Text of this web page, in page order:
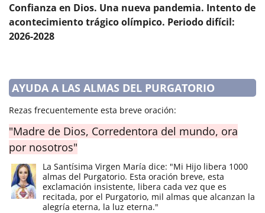
Confianza en Dios. Una nueva pandemia. Intento de
acontecimiento trágico olímpico. Periodo difícil:
2026-2028
AYUDA A LAS ALMAS DEL PURGATORIO
Rezas frecuentemente esta breve oración:
"Madre de Dios, Corredentora del mundo, ora
por nosotros"
La Santísima Virgen María dice: "Mi Hijo libera 1000
almas del Purgatorio. Esta oración breve, esta
exclamación insistente, libera cada vez que es
recitada, por el Purgatorio, mil almas que alcanzan la
alegría eterna, la luz eterna."